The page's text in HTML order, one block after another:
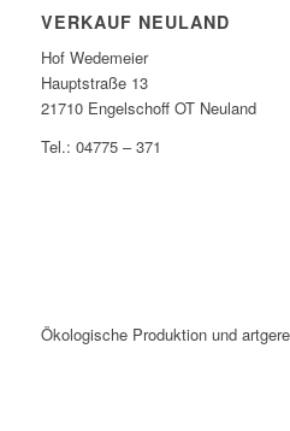
VERKAUF NEULAND
Hof Wedemeier
Hauptstraße 13
21710 Engelschoff OT Neuland
Tel.: 04775 – 371
Ökologische Produktion und